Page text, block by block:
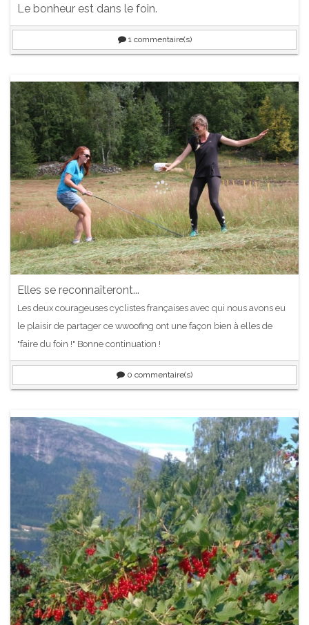
Le bonheur est dans le foin.
1commentaire(s)
Elles se reconnaîteront...
Les deux courageuses cyclistes françaises avec qui nous avons eu
le plaisir de partager ce wwoofing ont une façon bien à elles de
"faire du foin !" Bonne continuation !
0 commentaire(s)